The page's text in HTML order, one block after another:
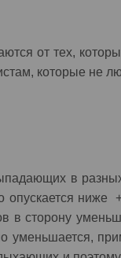
от тех,
которые не
в
опускается ниже
в сторону
уменьшается,